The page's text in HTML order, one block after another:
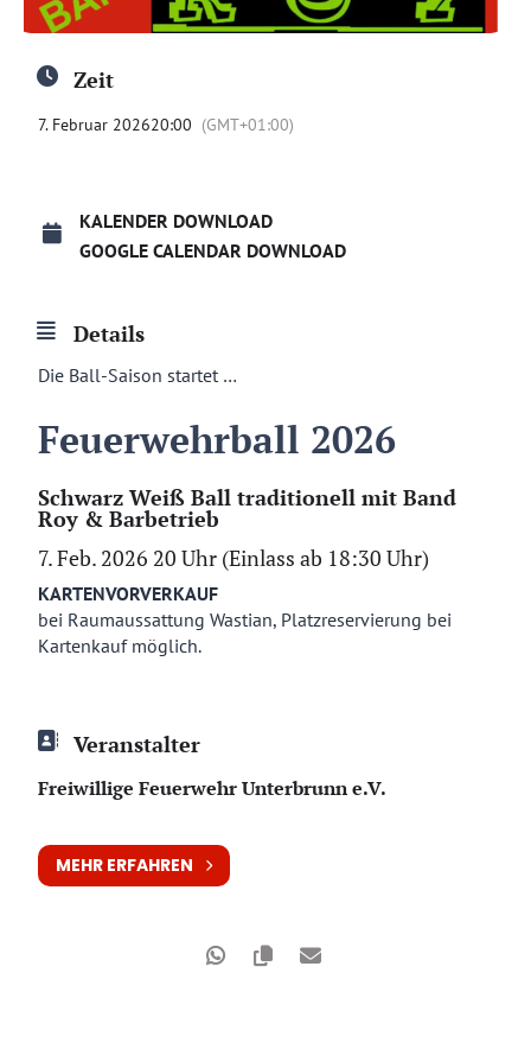
Zeit
7. Februar 202620:00 (GMT+01:00)
KALENDER DOWNLOAD
GOOGLE CALENDAR DOWNLOAD
Details
Die Ball-Saison startet …
Feuerwehrball 2026
Schwarz Weiß Ball traditionell mitBand
Roy & Barbetrieb
7. Feb. 2026 20 Uhr (Einlass ab 18:30 Uhr)
KARTENVORVERKAUF
bei Raumaussattung Wastian, Platzreservierung bei
Kartenkauf möglich.
Veranstalter
Freiwillige Feuerwehr Unterbrunn e.V.
MEHR ERFAHREN